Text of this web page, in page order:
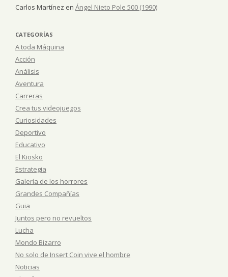
Carlos Martínez en Ángel Nieto Pole 500 (1990)
CATEGORÍAS
A toda Máquina
Acción
Análisis
Aventura
Carreras
Crea tus videojuegos
Curiosidades
Deportivo
Educativo
El Kiosko
Estrategia
Galería de los horrores
Grandes Compañías
Guia
Juntos pero no revueltos
Lucha
Mondo Bizarro
No solo de Insert Coin vive el hombre
Noticias